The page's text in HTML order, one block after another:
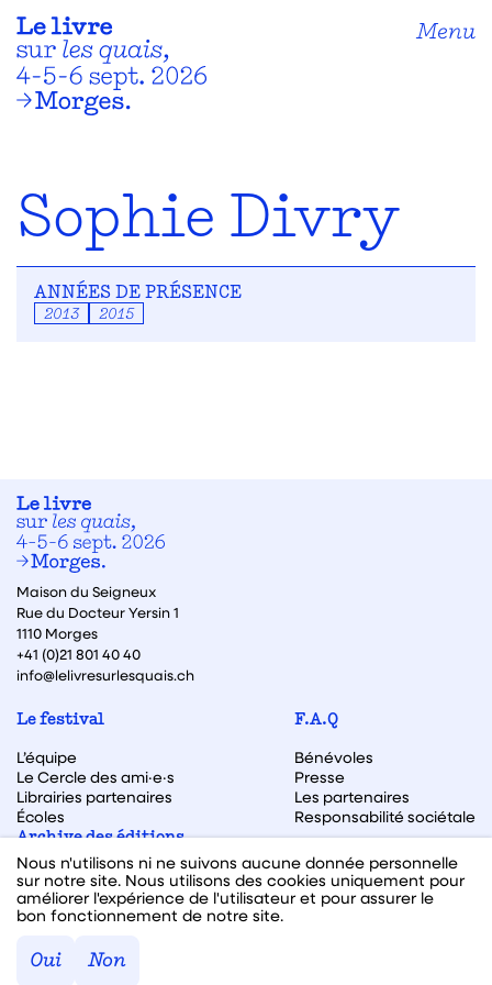
Menu
Sophie Divry
ANNÉES DE PRÉSENCE
2013 2015
Maison du Seigneux
Rue du Docteur Yersin 1
1110 Morges
+41 (0)21 801 40 40
info@lelivresurlesquais.ch
Le festival
L’équipe
Le Cercle des ami·e·s
Librairies partenaires
Écoles
F.A.Q
Bénévoles
Presse
Les partenaires
Responsabilité sociétale
Archive des éditions
Archive des autrices et auteurs
Facebook
Instagram
Linkedin
Youtube
Nous n'utilisons ni ne suivons aucune donnée personnelle
sur notre site. Nous utilisons des cookies uniquement pour
améliorer l'expérience de l'utilisateur et pour assurer le
bon fonctionnement de notre site.
Oui Non